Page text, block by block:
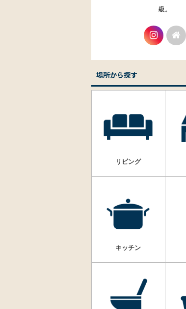
級。
場所から探す
リビング
キッチン